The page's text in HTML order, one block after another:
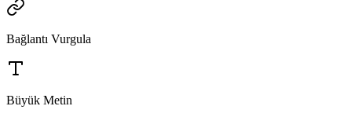
Bağlantı Vurgula
Büyük Metin